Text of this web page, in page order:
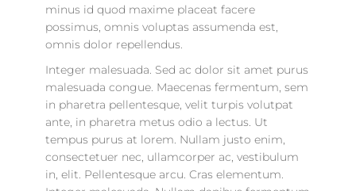
minus id quod maxime placeat facere
possimus, omnis voluptas assumenda est,
omnis dolor repellendus.
Integer malesuada. Sed ac dolor sit amet purus
malesuada congue. Maecenas fermentum, sem
in pharetra pellentesque, velit turpis volutpat
ante, in pharetra metus odio a lectus. Ut
tempus purus at lorem. Nullam justo enim,
consectetuer nec, ullamcorper ac, vestibulum
in, elit. Pellentesque arcu. Cras elementum.